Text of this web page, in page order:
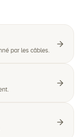
par les câbles.